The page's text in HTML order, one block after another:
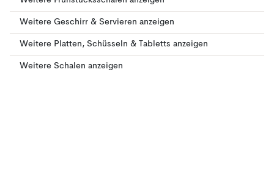
Weitere Geschirr & Servieren anzeigen
Weitere Platten, Schüsseln & Tabletts anzeigen
Weitere Schalen anzeigen